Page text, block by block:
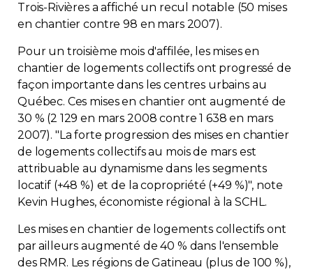
Zone Membres
Français
Trois-Rivières a affiché un recul notable (50 mises
en chantier contre 98 en mars 2007).
Pour un troisième mois d'affilée, les mises en
chantier de logements collectifs ont progressé de
façon importante dans les centres urbains au
Québec. Ces mises en chantier ont augmenté de
30 % (2 129 en mars 2008 contre 1 638 en mars
2007). "La forte progression des mises en chantier
de logements collectifs au mois de mars est
attribuable au dynamisme dans les segments
locatif (+48 %) et de la copropriété (+49 %)", note
Kevin Hughes, économiste régional à la SCHL.
Les mises en chantier de logements collectifs ont
par ailleurs augmenté de 40 % dans l'ensemble
des RMR. Les régions de Gatineau (plus de 100 %),